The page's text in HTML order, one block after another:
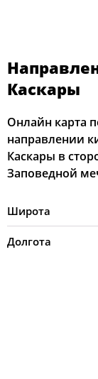
Каскары
Онлайн карта
направлении
Каскары в
Заповедной
Широта
Долгота